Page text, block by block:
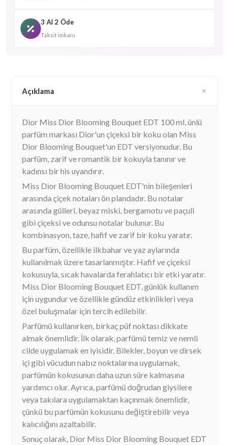
3 Al 2 Öde
Taksit imkanı
Açıklama
Dior Miss Dior Blooming Bouquet EDT 100 ml, ünlü
parfüm markası Dior'un çiçeksi bir koku olan Miss
Dior Blooming Bouquet'un EDT versiyonudur. Bu
parfüm, zarif ve romantik bir kokuyla tanınır ve
kadınsı bir his uyandırır.
Miss Dior Blooming Bouquet EDT'nin bileşenleri
arasında çiçek notaları ön plandadır. Bu notalar
arasında gülleri, beyaz miski, bergamotu ve paçuli
gibi çiçeksi ve odunsu notalar bulunur. Bu
kombinasyon, taze, hafif ve zarif bir koku yaratır.
Bu parfüm, özellikle ilkbahar ve yaz aylarında
kullanılmak üzere tasarlanmıştır. Hafif ve çiçeksi
kokusuyla, sıcak havalarda ferahlatıcı bir etki yaratır.
Miss Dior Blooming Bouquet EDT, günlük kullanım
için uygundur ve özellikle gündüz etkinlikleri veya
özel buluşmalar için tercih edilebilir.
Parfümü kullanırken, birkaç püf noktası dikkate
almak önemlidir. İlk olarak, parfümü temiz ve nemli
cilde uygulamak en iyisidir. Bilekler, boyun ve dirsek
içi gibi vücudun nabız noktalarına uygulamak,
parfümün kokusunun daha uzun süre kalmasına
yardımcı olur. Ayrıca, parfümü doğrudan giysilere
veya takılara uygulamaktan kaçınmak önemlidir,
çünkü bu parfümün kokusunu değiştirebilir veya
kalıcılığını azaltabilir.
Sonuç olarak, Dior Miss Dior Blooming Bouquet EDT